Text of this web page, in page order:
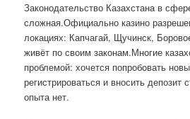
Законодательство Казахстана в
сложная.Официально казино
локациях: Капчагай, Щучинск,
живёт по своим законам.Многие
проблемой: хочется попробовать
регистрироваться и вносить
опыта нет.